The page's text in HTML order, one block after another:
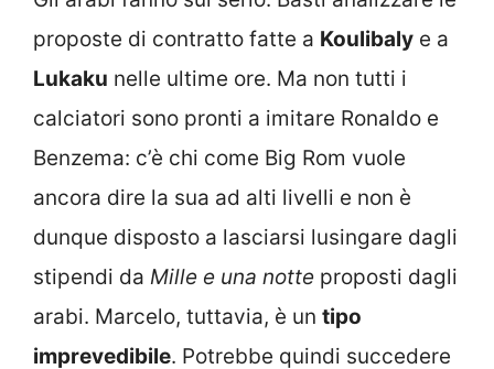
proposte di contratto fatte a Koulibaly e a
Lukaku nelle ultime ore. Ma non tutti i
calciatori sono pronti a imitare Ronaldo e
Benzema: c’è chi come Big Rom vuole
ancora dire la sua ad alti livelli e non è
dunque disposto a lasciarsi lusingare dagli
stipendi da Mille e una notte proposti dagli
arabi. Marcelo, tuttavia, è un tipo
imprevedibile. Potrebbe quindi succedere